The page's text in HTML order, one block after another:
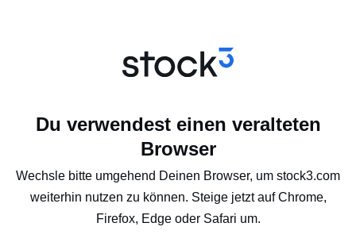
Du verwendest einen veralteten
Browser
Wechsle bitte umgehend Deinen Browser, um stock3.com
weiterhin nutzen zu können. Steige jetzt auf Chrome,
Firefox, Edge oder Safari um.